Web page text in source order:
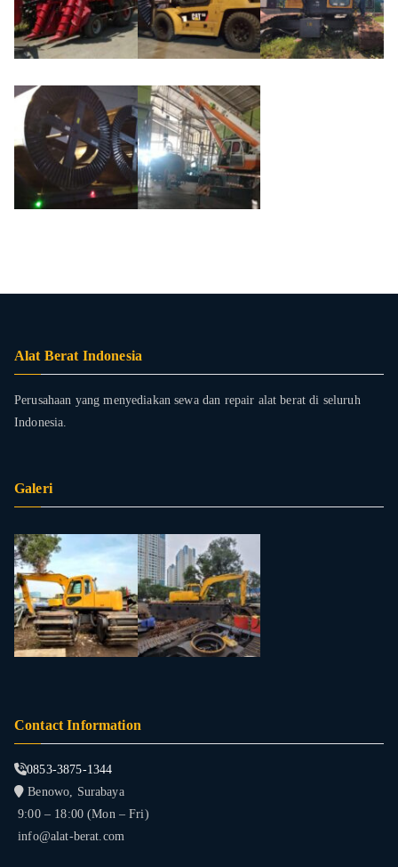
Alat Berat Indonesia
Perusahaan yang menyediakan sewa dan repair alat berat di seluruh
Indonesia.
Galeri
Contact Information
0853-3875-1344
Benowo, Surabaya
9:00 – 18:00 (Mon – Fri)
info@alat-berat.com